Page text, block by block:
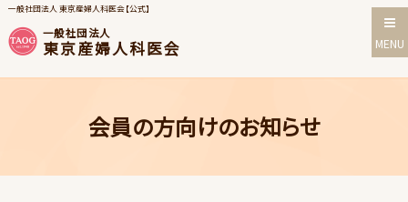
MENU
一般社団法人 東京産婦人科医会【公式】
一般社団法人
東京産婦人科医会
会員の方向けのお知らせ